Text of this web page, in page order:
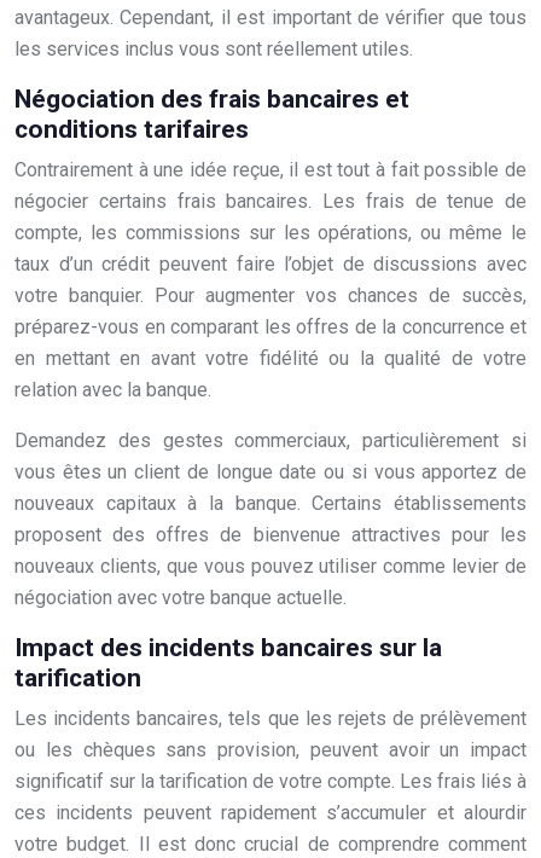
avantageux. Cependant, il est important de vérifier que tous
les services inclus vous sont réellement utiles.
Négociation des frais bancaires et
conditions tarifaires
Contrairement à une idée reçue, il est tout à fait possible de
négocier certains frais bancaires. Les frais de tenue de
compte, les commissions sur les opérations, ou même le
taux d’un crédit peuvent faire l’objet de discussions avec
votre banquier. Pour augmenter vos chances de succès,
préparez-vous en comparant les offres de la concurrence et
en mettant en avant votre fidélité ou la qualité de votre
relation avec la banque.
Demandez des gestes commerciaux, particulièrement si
vous êtes un client de longue date ou si vous apportez de
nouveaux capitaux à la banque. Certains établissements
proposent des offres de bienvenue attractives pour les
nouveaux clients, que vous pouvez utiliser comme levier de
négociation avec votre banque actuelle.
Impact des incidents bancaires sur la
tarification
Les incidents bancaires, tels que les rejets de prélèvement
ou les chèques sans provision, peuvent avoir un impact
significatif sur la tarification de votre compte. Les frais liés à
ces incidents peuvent rapidement s’accumuler et alourdir
votre budget. Il est donc crucial de comprendre comment